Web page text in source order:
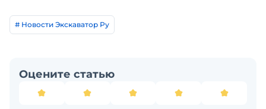
# Новости Экскаватор Ру
Оцените статью